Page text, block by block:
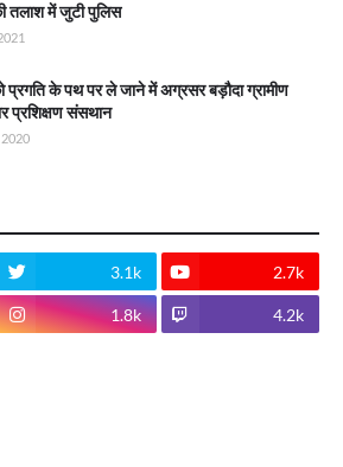
तलाश में जुटी पुलिस
प्रगति के पथ पर ले जाने में अग्रसर बड़ौदा ग्रामीण
प्रशिक्षण संसथान
3.1k 2.7k
1.8k 4.2k